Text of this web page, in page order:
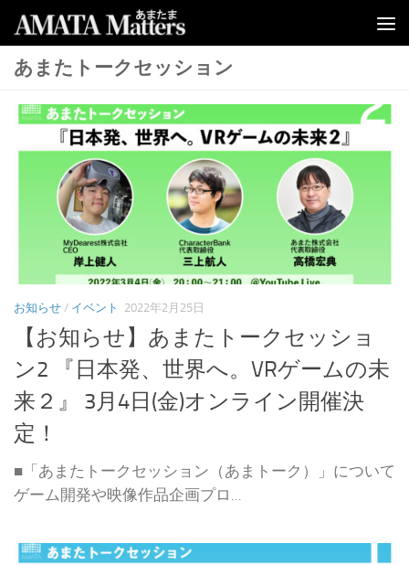
コンテンツへスキップ
あまたトークセッション
お知らせ / イベント 2022年2月25日
【お知らせ】あまたトークセッショ
ン2 『日本発、世界へ。VRゲームの未
来２』 3月4日(金)オンライン開催決
定！
■「あまたトークセッション（あまトーク）」について
ゲーム開発や映像作品企画プロ...